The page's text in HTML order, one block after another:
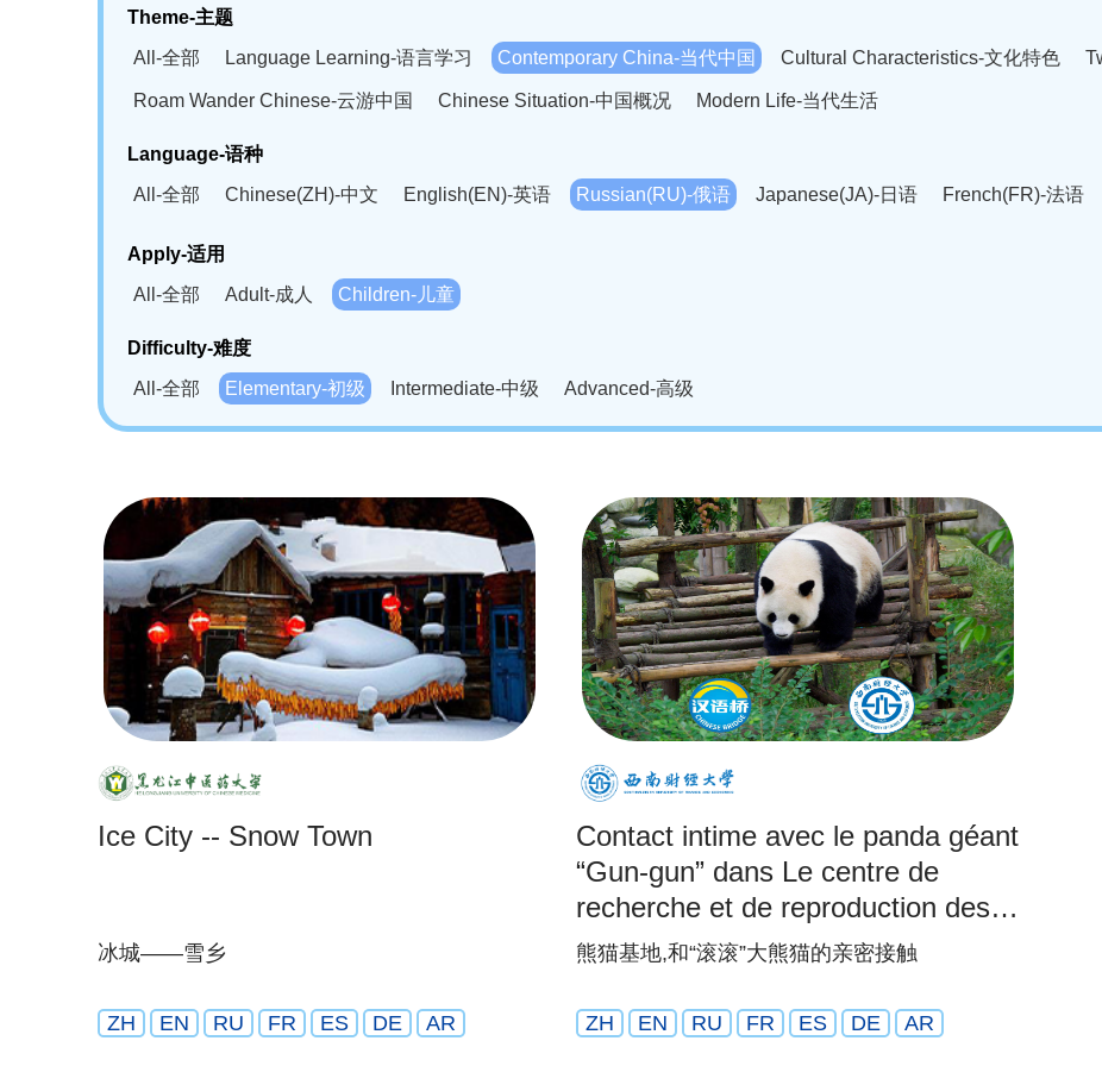
Theme-主题
All-全部
Language Learning-语言学习 Contemporary China-当代中国 Cultural Characteristics-文化特色
Roam Wander Chinese-云游中国 Chinese Situation-中国概况 Modern Life-当代生活
Language-语种
All-全部
Chinese(ZH)-中文 English(EN)-英语 Russian(RU)-俄语 Japanese(JA)-日语 French(FR)-法语
Bahasa Melayu(MS)-马来语
Swahili(SW)-斯瓦西里语
Kampuchea(KH)-柬埔寨语
Apply-适用
All-全部
Adult-成人 Children-儿童
Difficulty-难度
All-全部
Elementary-初级 Intermediate-中级 Advanced-高级
Ice City -- Snow Town
冰城——雪乡
ZH EN RU FR ES DE AR
Contact intime avec le panda géant
“Gun-gun” dans Le centre de
recherche et de reproduction des
pandas géants de Chengdu
熊猫基地,和“滚滚”大熊猫的亲密接触
ZH EN RU FR ES DE AR